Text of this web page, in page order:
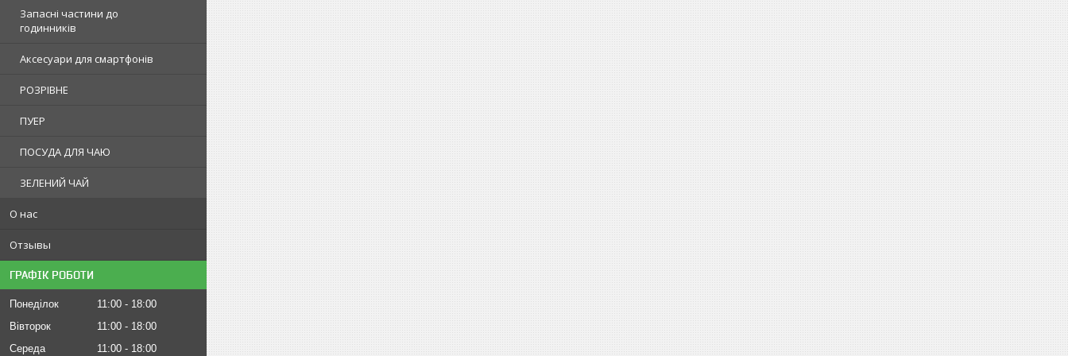
Запасні частини до
годинників
Аксесуари для смартфонів
РОЗРІВНЕ
ПУЕР
ПОСУДА ДЛЯ ЧАЮ
ЗЕЛЕНИЙ ЧАЙ
О нас
Отзывы
ГРАФІК РОБОТИ
Понеділок 11:00
18:00
Вівторок
11:00
18:00
Середа
11:00 18:00